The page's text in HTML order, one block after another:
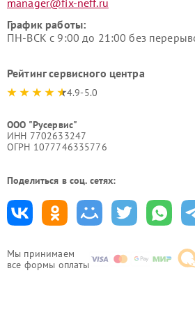
Мы принимаем
все формы оплаты
manager@fix-neff.ru
График работы:
ПН-ВСК с 9:00 до 21:00 без
Рейтинг сервисного центра
4.9-5.0
ООО "Русервис"
ИНН 7702633247
ОГРН 1077746335776
Поделиться в соц. сетях: